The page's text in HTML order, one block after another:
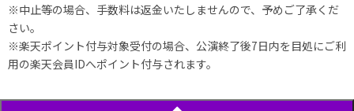
※中止等の場合、手数料は返金いたしませんので、予めご了承くだ
さい。
※楽天ポイント付与対象受付の場合、公演終了後7日内を目処にご利
用の楽天会員IDへポイント付与されます。